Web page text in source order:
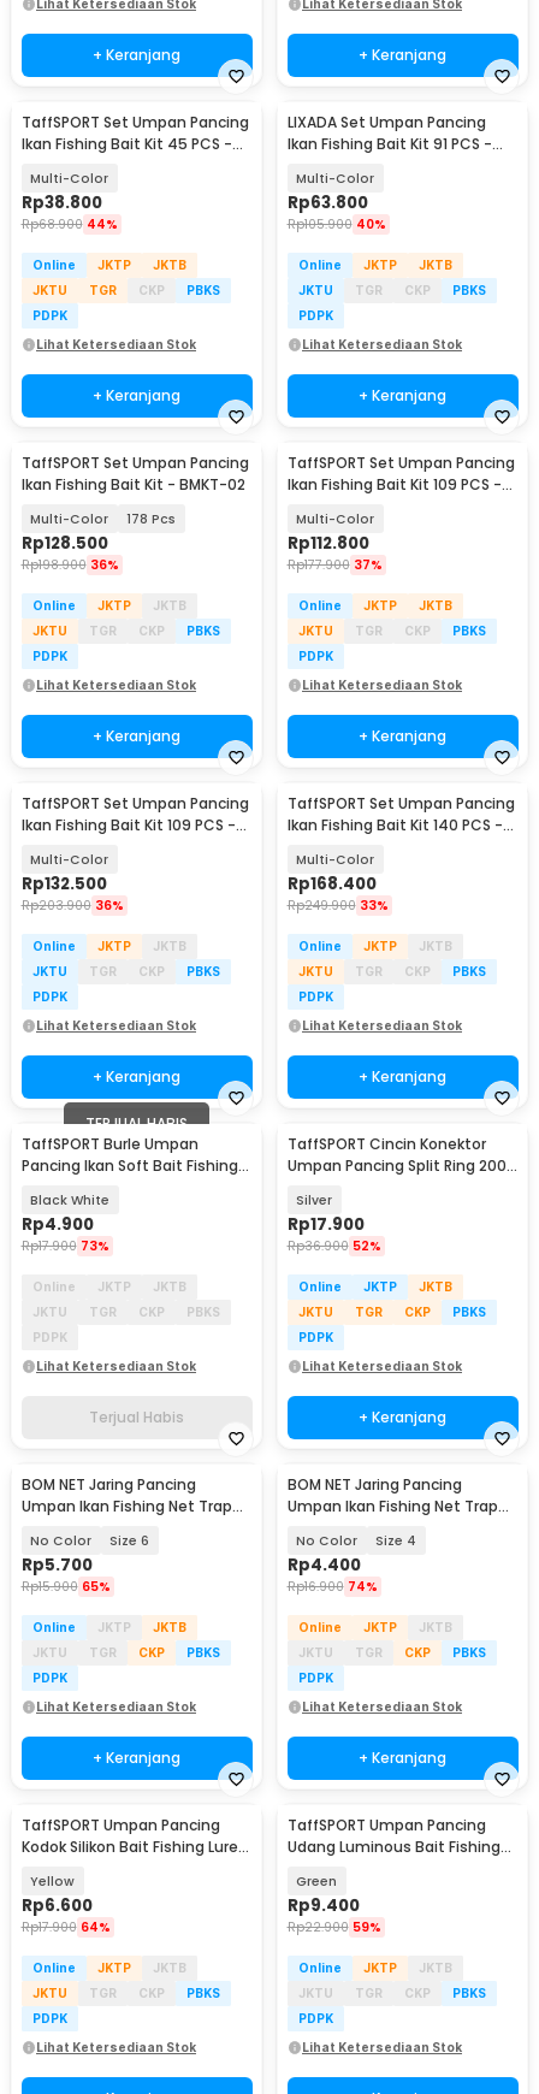
Lihat Ketersediaan Stok
+ Keranjang
Lihat Ketersediaan Stok
+ Keranjang
TaffSPORT Set Umpan Pancing
Ikan Fishing Bait Kit 45 PCS -
Multi-Color
Rp38.800
Rp68.900 44%
Online JKTP
JKTB
JKTU
TGR CKP
PBKS
PDPK
Lihat Ketersediaan Stok
+ Keranjang
LIXADA Set Umpan Pancing
Ikan Fishing Bait Kit 91 PCS -
Multi-Color
Rp63.800
Rp105.900 40%
Online JKTP
JKTB
JKTU
TGR CKP
PBKS
PDPK
Lihat Ketersediaan Stok
+ Keranjang
TaffSPORT Set Umpan Pancing
Ikan Fishing Bait Kit - BMKT-02
Multi-Color 178 Pcs
Rp128.500
Rp198.900 36%
Online JKTP
JKTB
JKTU
TGR CKP
PBKS
PDPK
Lihat Ketersediaan Stok
+ Keranjang
TaffSPORT Set Umpan Pancing
Ikan Fishing Bait Kit 109 PCS -
Multi-Color
Rp112.800
Rp177.900 37%
Online JKTP
JKTB
JKTU
TGR CKP
PBKS
PDPK
Lihat Ketersediaan Stok
+ Keranjang
TaffSPORT Set Umpan Pancing
Ikan Fishing Bait Kit 109 PCS -
Multi-Color
Rp132.500
Rp203.900 36%
Online JKTP
JKTB
JKTU
TGR CKP
PBKS
PDPK
Lihat Ketersediaan Stok
+ Keranjang
TaffSPORT Set Umpan Pancing
Ikan Fishing Bait Kit 140 PCS -
Multi-Color
Rp168.400
Rp249.900 33%
Online JKTP
JKTB
JKTU
TGR CKP
PBKS
PDPK
Lihat Ketersediaan Stok
+ Keranjang
TERJUAL HABIS
TaffSPORT Burle Umpan
Pancing Ikan Soft Bait Fishing
Black White
Rp4.900
Rp17.900 73%
Online JKTP
JKTB
JKTU
TGR CKP
PBKS
PDPK
Lihat Ketersediaan Stok
Terjual Habis
TaffSPORT Cincin Konektor
Umpan Pancing Split Ring 200
Silver
Rp17.900
Rp36.900 52%
Online JKTP
JKTB
JKTU
TGR CKP
PBKS
PDPK
Lihat Ketersediaan Stok
+ Keranjang
BOM NET Jaring Pancing
Umpan Ikan Fishing Net Trap
No Color Size 6
Rp5.700
Rp15.900 65%
Online JKTP
JKTB
JKTU
TGR CKP
PBKS
PDPK
Lihat Ketersediaan Stok
+ Keranjang
BOM NET Jaring Pancing
Umpan Ikan Fishing Net Trap
No Color Size 4
Rp4.400
Rp16.900 74%
Online JKTP
JKTB
JKTU
TGR CKP
PBKS
PDPK
Lihat Ketersediaan Stok
+ Keranjang
TaffSPORT Umpan Pancing
Kodok Silikon Bait Fishing Lure
Yellow
Rp6.600
Rp17.900 64%
Online JKTP
JKTB
JKTU
TGR CKP
PBKS
PDPK
Lihat Ketersediaan Stok
TaffSPORT Umpan Pancing
Udang Luminous Bait Fishing
Green
Rp9.400
Rp22.900 59%
Online JKTP
JKTB
JKTU
TGR CKP
PBKS
PDPK
Lihat Ketersediaan Stok